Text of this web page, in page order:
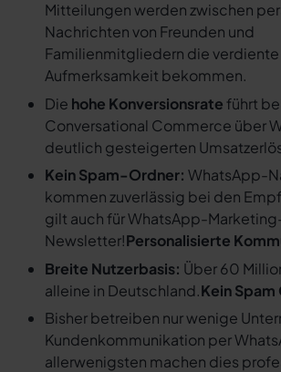
Mitteilungen werden zwischen
Nachrichten von Freunden und
Familienmitgliedern die verdiente
Aufmerksamkeit bekommen.
Die hohe Konversionsrate führt
Conversational Commerce über
deutlich gesteigerten
Kein Spam-Ordner: WhatsApp-
kommen zuverlässig bei den
gilt auch für WhatsApp-
Newsletter!Personalisierte
Breite Nutzerbasis: Über 60
alleine in Deutschland.Kein
Bisher betreiben nur wenige
Kundenkommunikation per
allerwenigsten machen dies